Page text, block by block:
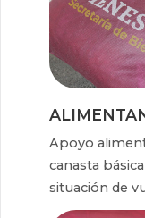
Apoyo
canasta
situación de